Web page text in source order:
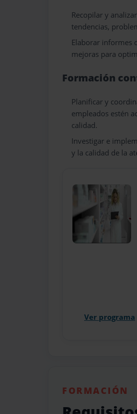
Recopilar y
tendencias,
Elaborar informes
mejoras para
Formación
Planificar y
empleados estén
calidad.
Investigar e
y la calidad de la
Ver programa
FORMACIÓN